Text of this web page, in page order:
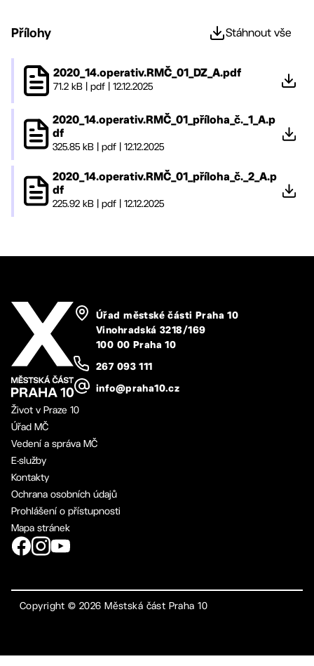
Přílohy Stáhnout vše
2020_14.operativ.RMČ_01_DZ_A.pdf
71.2 kB pdf 12.12.2025
2020_14.operativ.RMČ_01_příloha_č._1_A.p
df
325.85 kB| pdf| 12.12.2025
2020_14.operativ.RMČ_01_příloha_č._2_A.p
df
225.92 kB| pdf| 12.12.2025
Úřad městské části Praha 10
Vinohradská 3218/169
100 00 Praha 10
267 093 111
info@praha10.cz
Život v Praze 10
Úřad MČ
Vedení a správa MČ
E-služby
Kontakty
Ochrana osobních údajů
Prohlášení o přístupnosti
Mapa stránek
Copyright ©2026 Městská část Praha 10